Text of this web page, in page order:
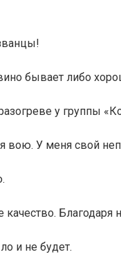
бывает либо
у группы
вою. У меня свой
Благодаря
и не будет.